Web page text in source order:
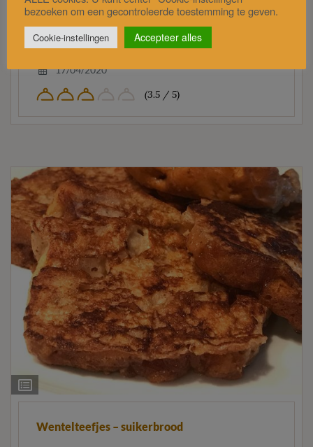
heksenkaas, komkommer, tomaat en plakjes kipfilet.
Leuk en gemakkelijk te maken als lekker
tussendoortje…
17/04/2020
(3.5 / 5)
Ingrediëntenlijst
Wentelteefjes – suikerbrood
bezoeken om een gecontroleerde toestemming te geven.
Cookie-instellingen Accepteer alles